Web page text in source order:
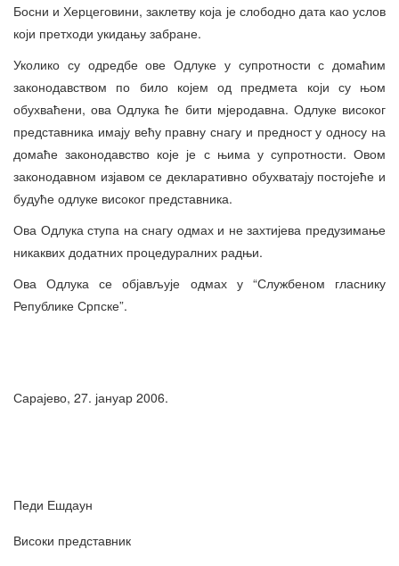
Босни и Херцеговини, заклетву која је слободно дата као услов
који претходи укидању забране.
Уколико су одредбе ове Одлуке у супротности с домаћим
законодавством по било којем од предмета који су њом
обухваћени, ова Одлука ће бити мјеродавна. Одлуке високог
представника имају већу правну снагу и предност у односу на
домаће законодавство које је с њима у супротности. Овом
законодавном изјавом се декларативно обухватају постојеће и
будуће одлуке високог представника.
Ова Одлука ступа на снагу одмах и не захтијева предузимање
никаквих додатних процедуралних радњи.
Ова Одлука се објављује одмах у “Службеном гласнику
Републике Српске”.
Сарајево, 27. јануар 2006.
Педи Ешдаун
Високи представник